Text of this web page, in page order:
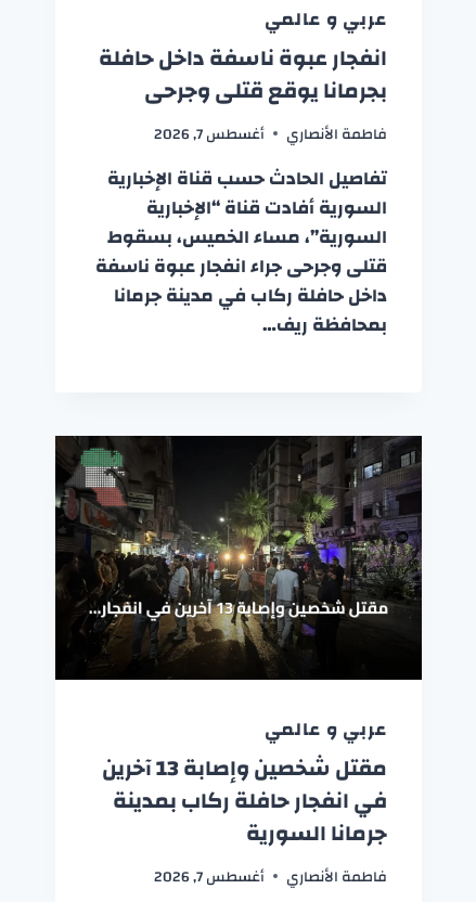
عربي و عالمي
انفجار عبوة ناسفة داخل حافلة
بجرمانا يوقع قتلى وجرحى
فاطمة الأنصاري أغسطس 7, 2026
تفاصيل الحادث حسب قناة الإخبارية
السورية أفادت قناة “الإخبارية
السورية”، مساء الخميس، بسقوط
قتلى وجرحى جراء انفجار عبوة ناسفة
داخل حافلة ركاب في مدينة جرمانا
بمحافظة ريف…
عربي و عالمي
مقتل شخصين وإصابة 13 آخرين
في انفجار حافلة ركاب بمدينة
جرمانا السورية
فاطمة الأنصاري أغسطس 7, 2026